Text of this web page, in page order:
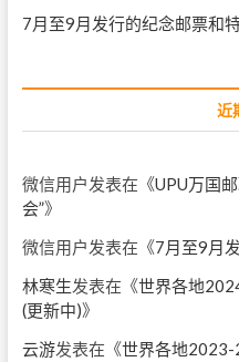
7月至9月发行的纪念邮票和
近
微信用户发表在《UPU万国
会”》
微信用户发表在《7月至9月
林寒生发表在《世界各地
(更新中)》
云游发表在《世界各地2023-